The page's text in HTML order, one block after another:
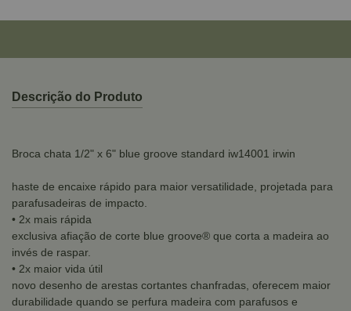
Descrição do Produto
Broca chata 1/2" x 6" blue groove standard iw14001 irwin
haste de encaixe rápido para maior versatilidade, projetada para
parafusadeiras de impacto.
• 2x mais rápida
exclusiva afiação de corte blue groove® que corta a madeira ao
invés de raspar.
• 2x maior vida útil
novo desenho de arestas cortantes chanfradas, oferecem maior
durabilidade quando se perfura madeira com parafusos e